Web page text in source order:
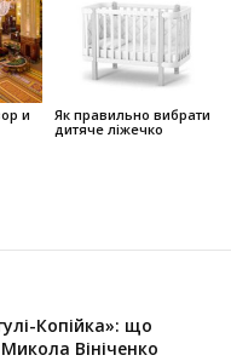
и
Як правильно вибрати
дитяче ліжечко
Копійка»: що
Вініченко